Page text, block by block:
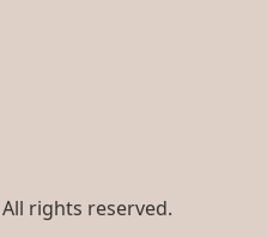
All rights reserved.